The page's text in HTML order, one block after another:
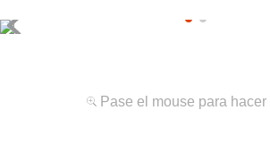
Pase el mouse para hacer
morrales